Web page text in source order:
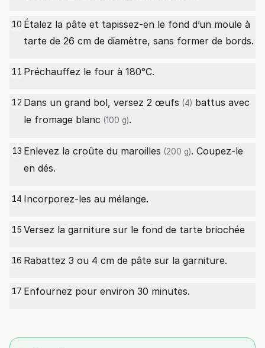
10 Étalez la pâte et tapissez-en le fond d’un moule à
tarte de 26 cm de diamètre, sans former de bords.
11 Préchauffez le four à 180°C.
12 Dans un grand bol, versez 2 œufs (4) battus avec
le fromage blanc (100 g).
13 Enlevez la croûte du maroilles (200 g). Coupez-le
en dés.
14 Incorporez-les au mélange.
15 Versez la garniture sur le fond de tarte briochée
16 Rabattez 3 ou 4 cm de pâte sur la garniture.
17 Enfournez pour environ 30 minutes.